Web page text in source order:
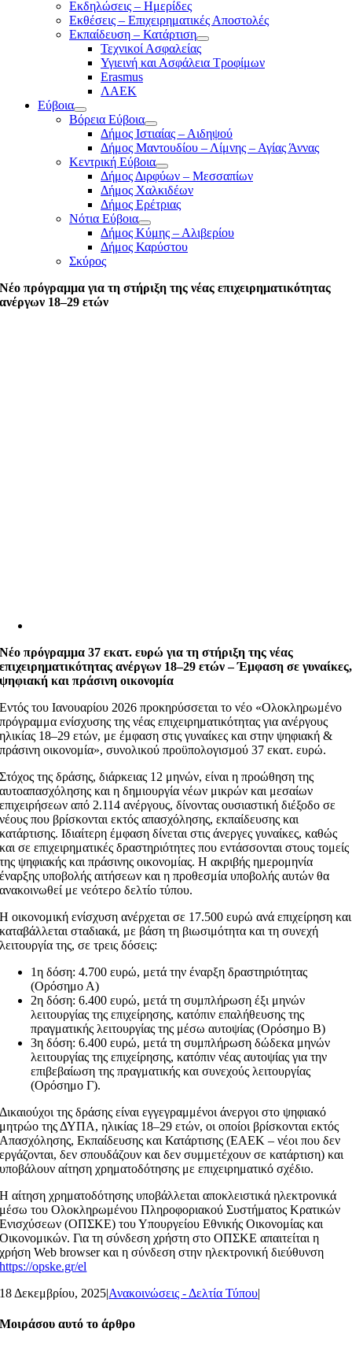
Εκδηλώσεις – Ημερίδες
Εκθέσεις – Επιχειρηματικές Αποστολές
Εκπαίδευση – Κατάρτιση
Τεχνικοί Ασφαλείας
Υγιεινή και Ασφάλεια Τροφίμων
Erasmus
ΛΑΕΚ
Εύβοια
Βόρεια Εύβοια
Δήμος Ιστιαίας – Αιδηψού
Δήμος Μαντουδίου – Λίμνης – Αγίας Άννας
Κεντρική Εύβοια
Δήμος Διρφύων – Μεσσαπίων
Δήμος Χαλκιδέων
Δήμος Ερέτριας
Νότια Εύβοια
Δήμος Κύμης – Αλιβερίου
Δήμος Καρύστου
Σκύρος
Νέο πρόγραμμα για τη στήριξη της νέας επιχειρηματικότητας
ανέργων 18–29 ετών
Νέο πρόγραμμα 37 εκατ. ευρώ για τη στήριξη της νέας
επιχειρηματικότηταςανέργων 18–29 ετών –Έμφαση σε γυναίκες,
ψηφιακή και πράσινη οικονομία
Εντός του Ιανουαρίου 2026 προκηρύσσεται το νέο «Ολοκληρωμένο
πρόγραμμα ενίσχυσης της νέας επιχειρηματικότητας για ανέργους
ηλικίας 18–29 ετών, με έμφαση στις γυναίκες και στην ψηφιακή &
πράσινη οικονομία», συνολικού προϋπολογισμού 37 εκατ. ευρώ.
Στόχος της δράσης, διάρκειας 12 μηνών, είναι η προώθηση της
αυτοαπασχόλησης και η δημιουργία νέων μικρών και μεσαίων
επιχειρήσεων από 2.114 ανέργους, δίνοντας ουσιαστική διέξοδο σε
νέους που βρίσκονται εκτός απασχόλησης, εκπαίδευσης και
κατάρτισης. Ιδιαίτερη έμφαση δίνεται στις άνεργες γυναίκες, καθώς
και σε επιχειρηματικές δραστηριότητες που εντάσσονται στους τομείς
της ψηφιακής και πράσινης οικονομίας. Η ακριβής ημερομηνία
έναρξης υποβολής αιτήσεων και η προθεσμία υποβολής αυτών θα
ανακοινωθεί με νεότερο δελτίο τύπου.
Η οικονομική ενίσχυση ανέρχεται σε 17.500 ευρώ ανά επιχείρηση και
καταβάλλεται σταδιακά, με βάση τη βιωσιμότητα και τη συνεχή
λειτουργία της, σε τρεις δόσεις:
1η δόση: 4.700 ευρώ, μετά την έναρξη δραστηριότητας
(Ορόσημο Α)
2η δόση: 6.400 ευρώ, μετά τη συμπλήρωση έξι μηνών
λειτουργίας της επιχείρησης, κατόπιν επαλήθευσης της
πραγματικής λειτουργίας της μέσω αυτοψίας (Ορόσημο Β)
3η δόση: 6.400 ευρώ, μετά τη συμπλήρωση δώδεκα μηνών
λειτουργίας της επιχείρησης, κατόπιν νέας αυτοψίας για την
επιβεβαίωση της πραγματικής και συνεχούς λειτουργίας
(Ορόσημο Γ).
Δικαιούχοι της δράσης είναι εγγεγραμμένοι άνεργοι στο ψηφιακό
μητρώο της ΔΥΠΑ, ηλικίας 18–29 ετών, οι οποίοι βρίσκονται εκτός
Απασχόλησης, Εκπαίδευσης και Κατάρτισης (ΕΑΕΚ – νέοι που δεν
εργάζονται, δεν σπουδάζουν και δεν συμμετέχουν σε κατάρτιση) και
υποβάλουν αίτηση χρηματοδότησης με επιχειρηματικό σχέδιο.
Η αίτηση χρηματοδότησης υποβάλλεται αποκλειστικά ηλεκτρονικά
μέσω του Ολοκληρωμένου Πληροφοριακού Συστήματος Κρατικών
Ενισχύσεων (ΟΠΣΚΕ) του Υπουργείου Εθνικής Οικονομίας και
Οικονομικών. Για τη σύνδεση χρήστη στο ΟΠΣΚΕ απαιτείται η
χρήση Web browser και η σύνδεση στην ηλεκτρονική διεύθυνση
https://opske.gr/el
18 Δεκεμβρίου, 2025|Ανακοινώσεις - Δελτία Τύπου|
Μοιράσου αυτό το άρθρο